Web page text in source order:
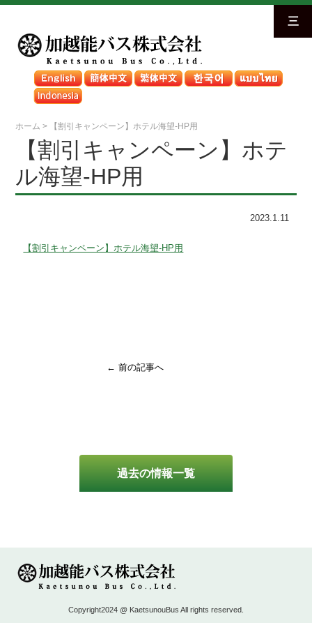
三
ホーム > 【割引キャンペーン】ホテル海望-HP用
過去の情報一覧
【割引キャンペーン】ホテ
ル海望-HP用
2023.1.11
【割引キャンペーン】ホテル海望-HP用
← 前の記事へ
Copyright2024 @ KaetsunouBus All rights reserved.